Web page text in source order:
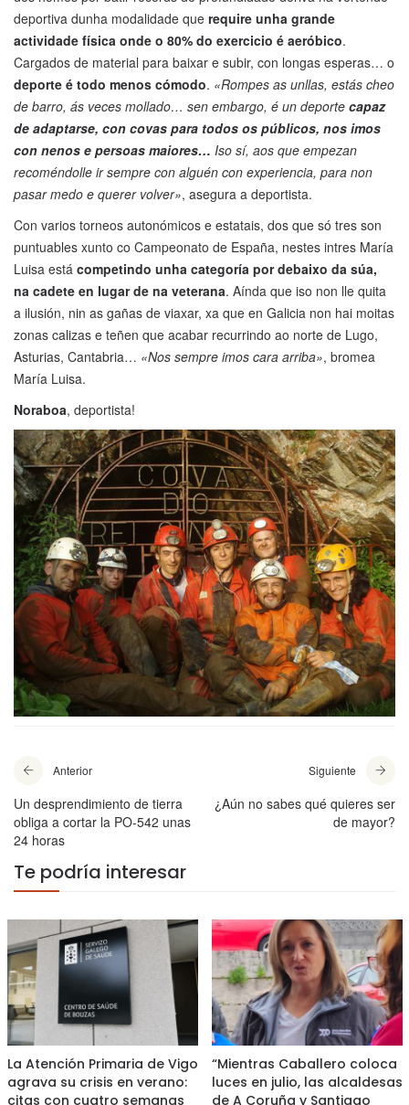
deportiva dunha modalidade que require unha grande
actividade física onde o 80% do exercicio é aeróbico.
Cargados de material para baixar e subir, con longas esperas… o
deporte é todo menos cómodo. «Rompes as unllas, estás cheo
de barro, ás veces mollado… sen embargo, é un deporte capaz
de adaptarse, con covas para todos os públicos, nos imos
con nenos e persoas maiores… Iso sí, aos que empezan
recoméndolle ir sempre con alguén con experiencia, para non
pasar medo e querer volver», asegura a deportista.
Con varios torneos autonómicos e estatais, dos que só tres son
puntuables xunto co Campeonato de España, nestes intres María
Luisa está competindo unha categoría por debaixo da súa,
na cadete en lugar de na veterana. Aínda que iso non lle quita
a ilusión, nin as gañas de viaxar, xa que en Galicia non hai moitas
zonas calizas e teñen que acabar recurrindo ao norte de Lugo,
Asturias, Cantabria… «Nos sempre imos cara arriba», bromea
María Luisa.
Noraboa, deportista!
Anterior
Un desprendimiento de tierra
obliga a cortar la PO-542 unas
24 horas
Siguiente
¿Aún no sabes qué quieres ser
de mayor?
Te podría interesar
La Atención Primaria de Vigo
agrava su crisis en verano:
citas con cuatro semanas
“Mientras Caballero coloca
luces en julio, las alcaldesas
de A Coruña y Santiago